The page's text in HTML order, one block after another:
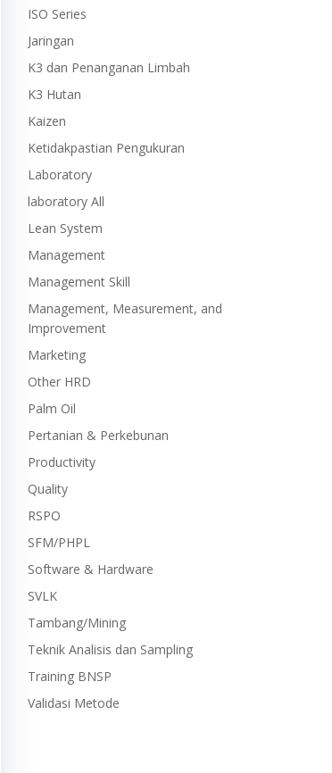
ISO Series
Jaringan
K3 dan Penanganan Limbah
K3 Hutan
Kaizen
Ketidakpastian Pengukuran
Laboratory
laboratory All
Lean System
Management
Management Skill
Management, Measurement, and
Improvement
Marketing
Other HRD
Palm Oil
Pertanian & Perkebunan
Productivity
Quality
RSPO
SFM/PHPL
Software & Hardware
SVLK
Tambang/Mining
Teknik Analisis dan Sampling
Training BNSP
Validasi Metode